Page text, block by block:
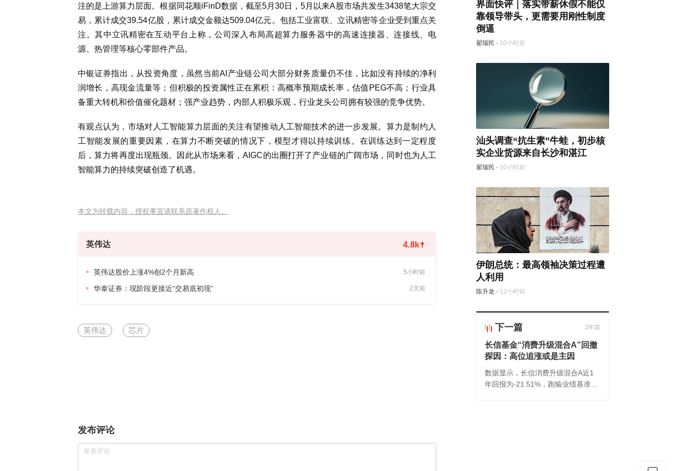
注的是上游算力层面。根据同花顺iFinD数据，截至5月30日，5月以来A股市场共发生3438笔大宗交
易，累计成交39.54亿股，累计成交金额达509.04亿元。包括工业富联、立讯精密等企业受到重点关
注。其中立讯精密在互动平台上称，公司深入布局高超算力服务器中的高速连接器、连接线、电
源、热管理等核心零部件产品。
中银证券指出，从投资角度，虽然当前AI产业链公司大部分财务质量仍不佳，比如没有持续的净利
润增长，高现金流量等；但积极的投资属性正在累积：高概率预期成长率，估值PEG不高；行业具
备重大转机和价值催化题材；强产业趋势，内部人积极乐观，行业龙头公司拥有较强的竞争优势。
有观点认为，市场对人工智能算力层面的关注有望推动人工智能技术的进一步发展。算力是制约人
工智能发展的重要因素，在算力不断突破的情况下，模型才得以持续训练。在训练达到一定程度
后，算力将再度出现瓶颈。因此从市场来看，AIGC的出圈打开了产业链的广阔市场，同时也为人工
智能算力的持续突破创造了机遇。
本文为转载内容，授权事宜请联系原著作权人。
英伟达 4.8k
英伟达股价上涨4%创2个月新高 5小时前
华泰证券：现阶段更接近“交易底初现” 2天前
英伟达 芯片
发布评论
界面快评｜落实带薪休假不能仅
靠领导带头，更需要用刚性制度
倒逼
翟瑞民 · 10小时前
汕头调查“抗生素”牛蛙，初步核
实企业货源来自长沙和湛江
翟瑞民 · 10小时前
伊朗总统：最高领袖决策过程遭
人利用
陈升龙 · 12小时前
下一篇 3年前
长信基金“消费升级混合A”回撤
探因：高位追涨或是主因
数据显示，长信消费升级混合A近1
年回报为-21.51%，跑输业绩基准超